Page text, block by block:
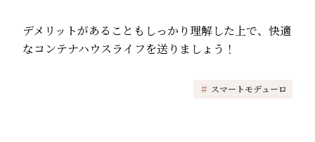
デメリットがあることもしっかり理解した上で、快適
なコンテナハウスライフを送りましょう！
# スマートモデューロ